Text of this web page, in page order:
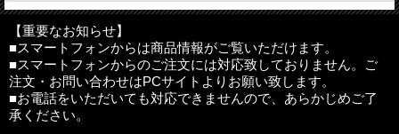
本巻に登場する師父たちの中には、東方キリスト教の愛智と霊性
との歴史にあって著名な代表者と目される教父もいれば、ここに
収められた著作以外には何も知られていない修道者もいる。そし
て、それらの人々の背後には、真に道を求めて生きた幾多の人々
が存するのだ。してみれば、いわばすべての人々が相俟って、
「人間の人間としての真実」、「神への道行きそのもの」の、霊
的かつ全一的な姿を指し示していると考えられよう。（訳者あと
【重要なお知らせ】
■スマートフォンからは商品情報がご覧いただけます。
■スマートフォンからのご注文には対応致しておりません。ご
注文・お問い合わせはPCサイトよりお願い致します。
■お電話をいただいても対応できませんので、あらかじめご了
承ください。